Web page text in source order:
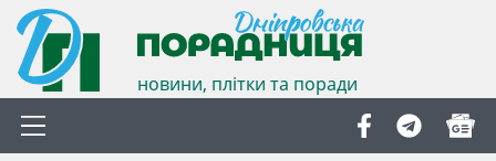
новини, плітки та поради